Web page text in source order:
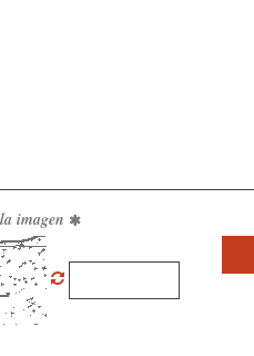
imagen